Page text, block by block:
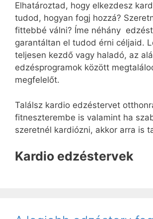
Elhatároztad, hogy elkezdesz
tudod, hogyan fogj hozzá?
fittebbé válni? Íme néhány
garantáltan el tudod érni céljaid.
teljesen kezdő vagy haladó, az
edzésprogramok között
megfelelőt.
Találsz kardio edzéstervet
fitneszterembe is valamint ha
szeretnél kardiózni, akkor arra is
Kardio edzéstervek